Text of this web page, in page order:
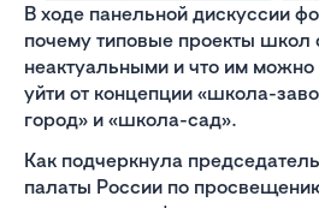
В ходе панельной дискуссии
почему типовые проекты школ
неактуальными и что им можно
уйти от концепции «школа-
город» и «школа-сад».
Как подчеркнула
палаты России по